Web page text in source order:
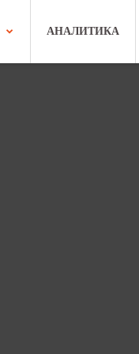
АНАЛИТИКА